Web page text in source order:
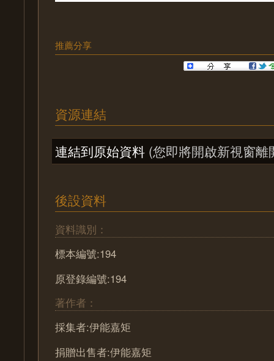
推薦分享
資源連結
連結到原始資料 (您即將開啟新視窗離
後設資料
資料識別：
標本編號:194
原登錄編號:194
著作者：
採集者:伊能嘉矩
捐贈出售者:伊能嘉矩